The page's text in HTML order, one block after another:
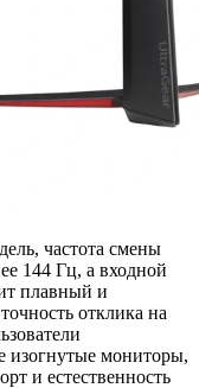
частота смены
144 Гц, а входной
плавный и
отклика на
изогнутые мониторы,
и естественность